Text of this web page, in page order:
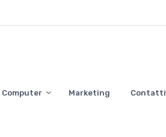
Computer Marketing Contatti